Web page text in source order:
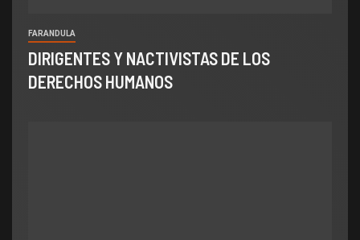
FARANDULA
DIRIGENTES Y NACTIVISTAS DE LOS
DERECHOS HUMANOS